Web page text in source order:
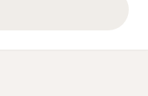
anteriores